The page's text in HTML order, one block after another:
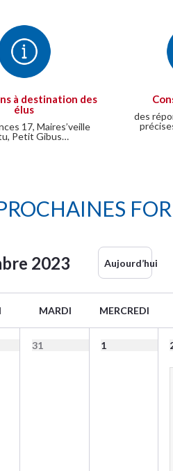
à destination des
élus
17, Maires’veille
Petit Gibus…
des
2023 Aujourd’hui
MARDI MERCREDI
31 1